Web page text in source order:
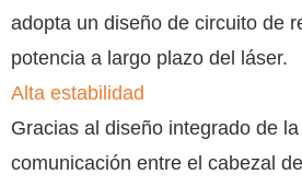
adopta un diseño de circuito de
potencia a largo plazo del láser.
Alta estabilidad
Gracias al diseño integrado de
comunicación entre el cabezal